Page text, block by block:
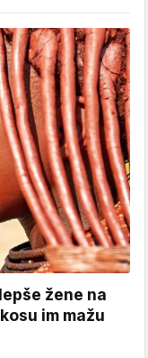
žene na
im mažu